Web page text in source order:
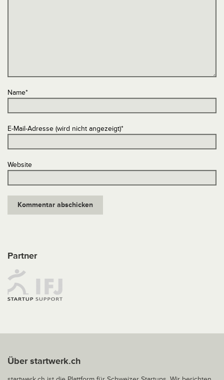
Name*
E-Mail-Adresse (wird nicht angezeigt)*
Website
Partner
Über startwerk.ch